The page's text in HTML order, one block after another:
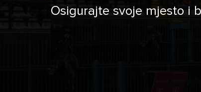
Osigurajte svoje mjesto i